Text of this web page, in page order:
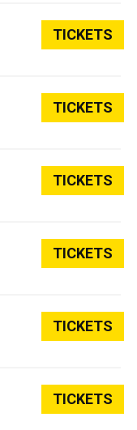
TICKETS
TICKETS
TICKETS
TICKETS
TICKETS
TICKETS